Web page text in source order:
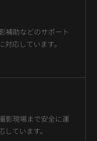
補助などのサポート
応しています。
影現場まで安全に運
ています。